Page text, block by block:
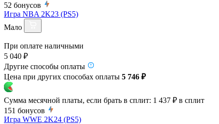
52 бонусов
Игра NBA 2K23 (PS5)
Мало
При оплате наличными
5 040 ₽
Другие способы оплаты
Цена при других способах оплаты 5 746 ₽
Сумма месячной платы, если брать в сплит: 1 437 ₽ в сплит
151 бонусов
Игра WWE 2K24 (PS5)